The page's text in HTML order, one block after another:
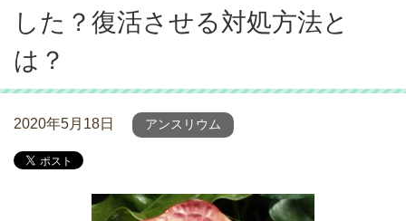
した？復活させる対処方法と
は？
2020年5月18日 アンスリウム